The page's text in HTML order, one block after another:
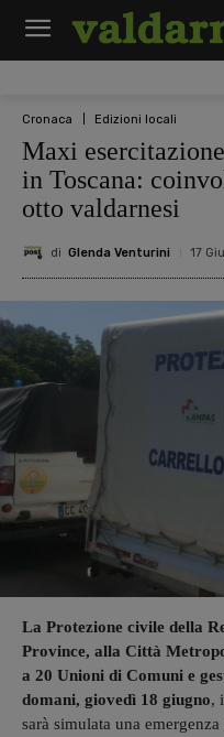
Cronaca Edizioni locali
Maxi
in Toscana:
otto valdarnesi
di Glenda Venturini 17
La Protezione civile della
Province, alla Città
a 20 Unioni di Comuni e
domani, giovedì 18 giugno,
sarà simulata una